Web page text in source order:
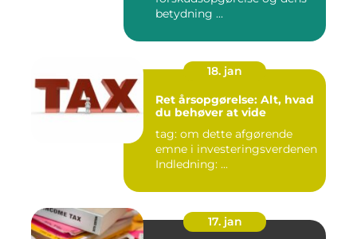
betydning ...
18. jan
Ret årsopgørelse: Alt, hvad
du behøver at vide
tag: om dette afgørende
emne i investeringsverdenen
Indledning: ...
17. jan